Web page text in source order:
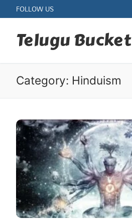
to
content
FOLLOW US
Telugu Bucket
Category: Hinduism